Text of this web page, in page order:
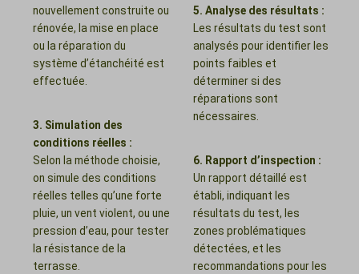
nouvellement construite ou
rénovée, la mise en place
ou la réparation du
système d’étanchéité est
effectuée.
3. Simulation des
conditions réelles :
Selon la méthode choisie,
on simule des conditions
réelles telles qu’une forte
pluie, un vent violent, ou une
pression d’eau, pour tester
la résistance de la
terrasse.
5. Analyse des résultats :
Les résultats du test sont
analysés pour identifier les
points faibles et
déterminer si des
réparations sont
nécessaires.
6. Rapport d’inspection :
Un rapport détaillé est
établi, indiquant les
résultats du test, les
zones problématiques
détectées, et les
recommandations pour les